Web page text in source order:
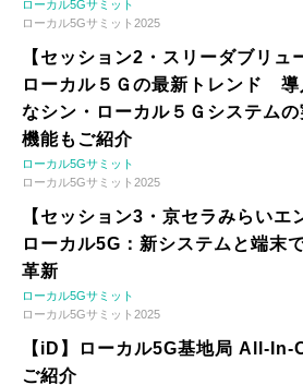
ローカル5Gサミット
ローカル5Gサミット2025
【セッション2・スリーダブリュ
ローカル５Ｇの最新トレンド 導
なシン・ローカル５Ｇシステム
機能もご紹介
ローカル5Gサミット
ローカル5Gサミット2025
【セッション3・京セラみらいエ
ローカル5G：新システムと端末
革新
ローカル5Gサミット
ローカル5Gサミット2025
【iD】ローカル5G基地局 All-In-
ご紹介